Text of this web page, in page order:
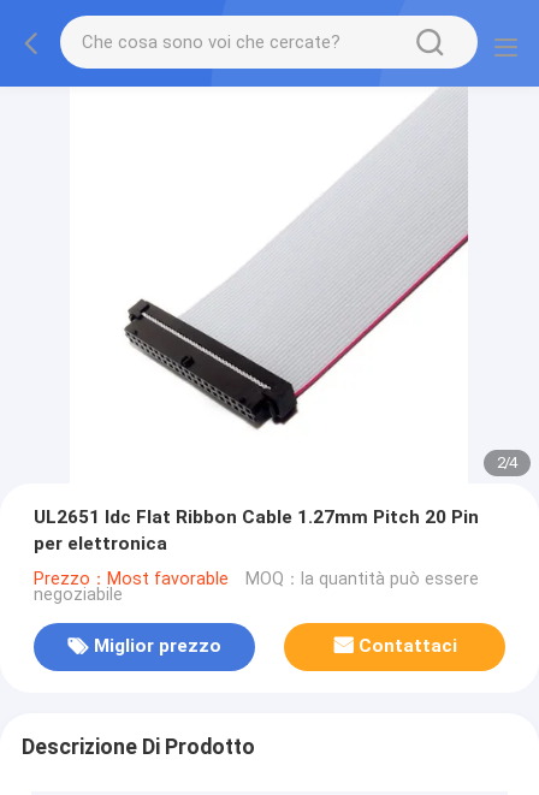
2/4
UL2651 Idc Flat Ribbon Cable 1.27mm Pitch 20 Pin
per elettronica
Prezzo：Most favorable MOQ：la quantità può essere
negoziabile
Miglior prezzo Contattaci
Descrizione Di Prodotto